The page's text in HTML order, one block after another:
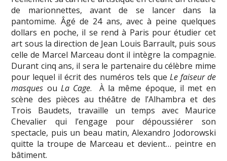
de marionnettes, avant de se lancer dans la
pantomime. Âgé de 24 ans, avec à peine quelques
dollars en poche, il se rend à Paris pour étudier cet
art sous la direction de Jean Louis Barrault, puis sous
celle de Marcel Marceau dont il intègre la compagnie.
Durant cinq ans, il sera le partenaire du célèbre mime
pour lequel il écrit des numéros tels que Le faiseur de
masques ou La Cage. À la même époque, il met en
scène des pièces au théâtre de l’Alhambra et des
Trois Baudets, travaille un temps avec Maurice
Chevalier qui l’engage pour dépoussiérer son
spectacle, puis un beau matin, Alexandro Jodorowski
quitte la troupe de Marceau et devient… peintre en
bâtiment.